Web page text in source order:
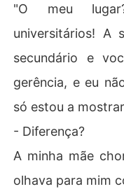
"O meu
universitários! A
secundário e
gerência, e eu
só estou a
- Diferença?
A minha mãe
olhava para mim